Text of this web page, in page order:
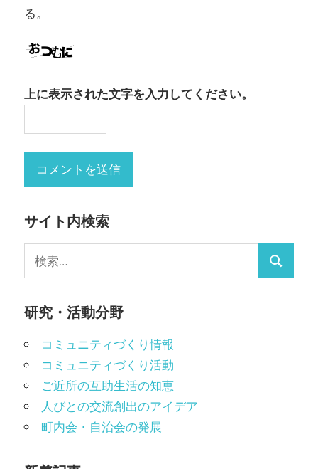
る。
上に表示された文字を入力してください。
サイト内検索
索:
検
研究・活動分野
コミュニティづくり情報
コミュニティづくり活動
ご近所の互助生活の知恵
人びとの交流創出のアイデア
町内会・自治会の発展